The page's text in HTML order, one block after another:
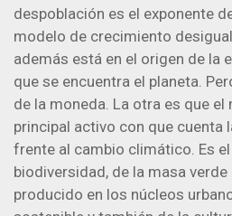
despoblación es el exponente
modelo de crecimiento
además está en el origen de la
que se encuentra el planeta.
de la moneda. La otra es que el
principal activo con que cuenta
frente al cambio climático. Es
biodiversidad, de la masa
producido en los núcleos